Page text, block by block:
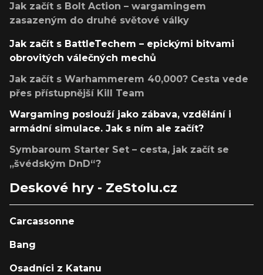
Jak začít s Bolt Action – wargamingem
zasazeným do druhé světové války
Jak začít s BattleTechem – epickými bitvami
obrovitých válečných mechů
Jak začít s Warhammerem 40,000? Cesta vede
přes přístupnější Kill Team
Wargaming poslouží jako zábava, vzdělání i
armádní simulace. Jak s ním ale začít?
Symbaroum Starter Set – cesta, jak začít se
„švédským DnD“?
Deskové hry - ZeStolu.cz
Carcassonne
Bang
Osadníci z Katanu